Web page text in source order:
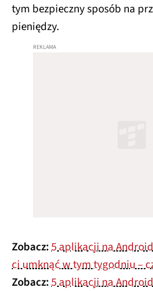
tym bezpieczny sposób na
pieniędzy.
Zobacz:5 aplikacji na
ci umknąć w tym tygodniu –
Zobacz:5 aplikacji na